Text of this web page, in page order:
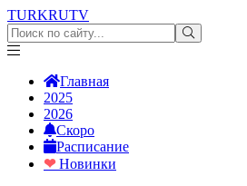
TURKRUTV
Главная
2025
2026
Скоро
Расписание
❤Новинки